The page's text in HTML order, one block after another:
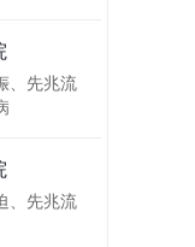
、先兆流
、先兆流